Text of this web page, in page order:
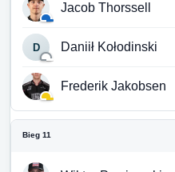
Jacob Thorssell
D Daniił Kołodinski
Frederik Jakobsen
Bieg 11